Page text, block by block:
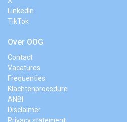
LinkedIn
TikTok
Over OOG
Contact
Vacatures
Frequenties
Klachtenprocedure
ANBI
Disclaimer